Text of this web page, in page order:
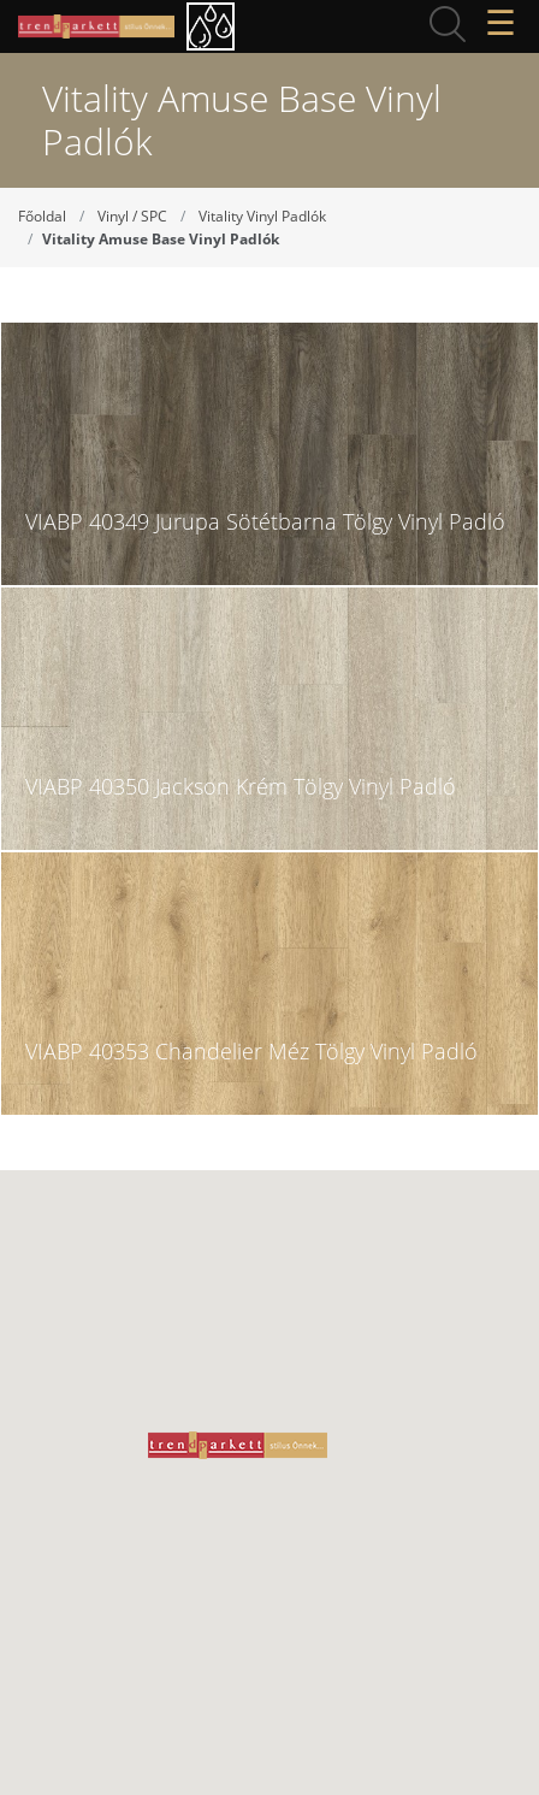
☰
Vitality Amuse Base Vinyl
Padlók
Főoldal Vinyl / SPC
Vitality Vinyl Padlók
Vitality Amuse Base Vinyl Padlók
VIABP 40349 Jurupa Sötétbarna Tölgy Vinyl Padló
VIABP 40350 Jackson Krém Tölgy Vinyl Padló
VIABP 40353 Chandelier Méz Tölgy Vinyl Padló